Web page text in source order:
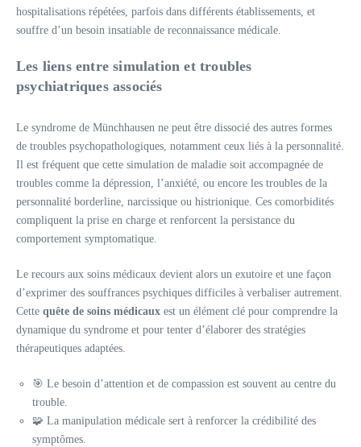
hospitalisations répétées, parfois dans différents établissements, et
souffre d’un besoin insatiable de reconnaissance médicale.
Les liens entre simulation et troubles
psychiatriques associés
Le syndrome de Münchhausen ne peut être dissocié des autres formes
de troubles psychopathologiques, notamment ceux liés à la personnalité.
Il est fréquent que cette simulation de maladie soit accompagnée de
troubles comme la dépression, l’anxiété, ou encore les troubles de la
personnalité borderline, narcissique ou histrionique. Ces comorbidités
compliquent la prise en charge et renforcent la persistance du
comportement symptomatique.
Le recours aux soins médicaux devient alors un exutoire et une façon
d’exprimer des souffrances psychiques difficiles à verbaliser autrement.
Cette quête de soins médicaux est un élément clé pour comprendre la
dynamique du syndrome et pour tenter d’élaborer des stratégies
thérapeutiques adaptées.
🎯 Le besoin d’attention et de compassion est souvent au centre du
trouble.
🧩 La manipulation médicale sert à renforcer la crédibilité des
symptômes.